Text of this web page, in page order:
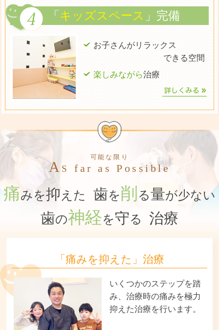
「 キッズスペース 」完備
お子さんがリラックス
できる空間
楽しみながら治療
可能な限り
A S far as Possible
痛みを抑 えた 歯を削 る量が少ない
歯の神経を守る 治療
「痛みを抑えた」治療
いくつかのステップを踏
み、治療時の痛みを極力
抑えた治療を行います。